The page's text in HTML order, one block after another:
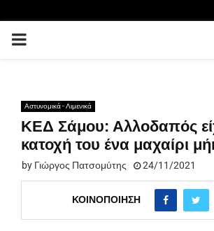
PRIMARY
Αστυνομικά - Λιμενικά
ΚΕΔ Σάμου: Αλλοδαπός
κατοχή του ένα μαχαίρι
by Γιώργος Πατσομύτης 24/11/2021
ΚΟΙΝΟΠΟΊΗΣΗ